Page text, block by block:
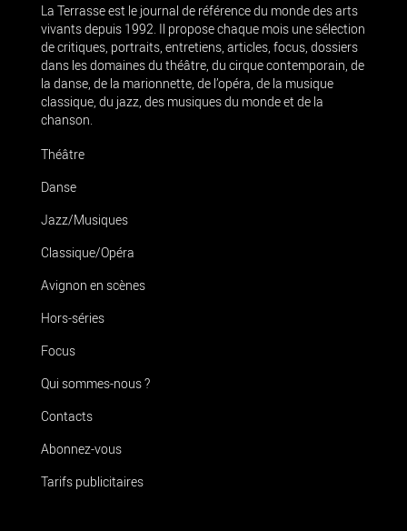
La Terrasse est le journal de référence du monde des arts
vivants depuis 1992. Il propose chaque mois une sélection
de critiques, portraits, entretiens, articles, focus, dossiers
dans les domaines du théâtre, du cirque contemporain, de
la danse, de la marionnette, de l’opéra, de la musique
classique, du jazz, des musiques du monde et de la
chanson.
Théâtre
Danse
Jazz/Musiques
Classique/Opéra
Avignon en scènes
Hors-séries
Focus
Qui sommes-nous ?
Contacts
Abonnez-vous
Tarifs publicitaires